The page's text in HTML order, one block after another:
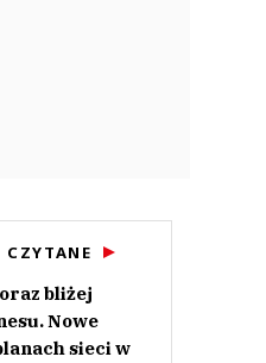
CZYTANE
bliżej
Nowe
sieci w